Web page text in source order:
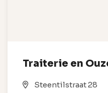
Traiterie en
Steentilstraat 28